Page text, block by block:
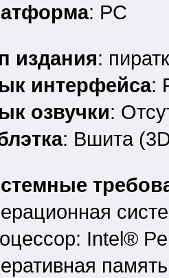
: PC
издания:
интерфейса:
озвучки:
: Вшита
Intel®